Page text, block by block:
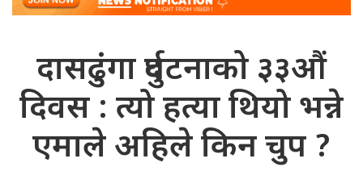
दासढुंगा दुर्घटनाको ३३औं
दिवस : त्यो हत्या थियो भन्ने
एमाले अहिले किन चुप ?